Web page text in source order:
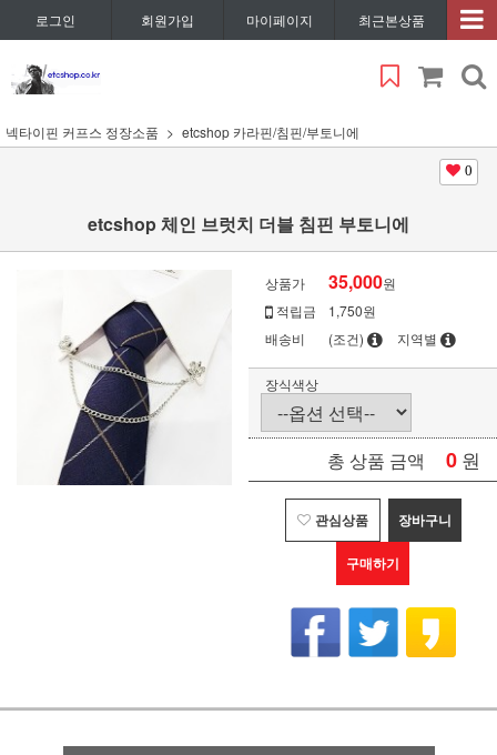
로그인 회원가입 마이페이지 최근본상품
넥타이핀 커프스 정장소품 etcshop 카라핀/침핀/부토니에
0
etcshop 체인 브럿치 더블 침핀 부토니에
상품가 35,000원
적립금
1,750원
배송비
(조건) 지역별
장식색상
총 상품 금액 0 원
관심상품 장바구니
구매하기